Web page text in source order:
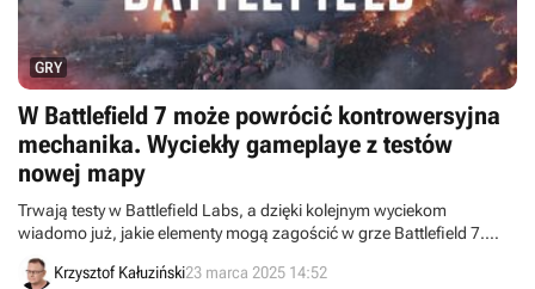
GRY
W Battlefield 7 może powrócić kontrowersyjna
mechanika. Wyciekły gameplaye z testów
nowej mapy
Trwają testy w Battlefield Labs, a dzięki kolejnym wyciekom
wiadomo już, jakie elementy mogą zagościć w grze Battlefield 7.
Wśród nich znalazła się mechanika „3D spotting” oraz mapa
osadzona na Gibraltarze.
Krzysztof Kałuziński23 marca 2025 14:52